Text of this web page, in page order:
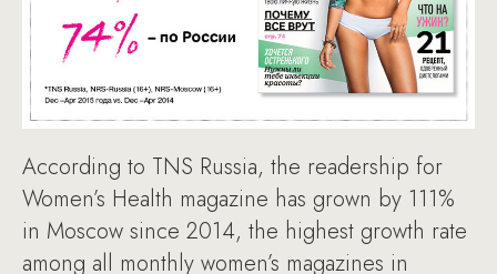
According to TNS Russia, the readership for
Women’s Health magazine has grown by 111%
in Moscow since 2014, the highest growth rate
among all monthly women’s magazines in